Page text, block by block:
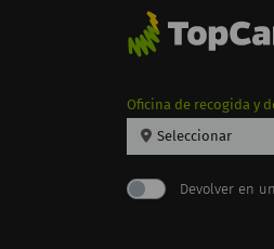
Oficina de recogida y
Seleccionar
Devolver en